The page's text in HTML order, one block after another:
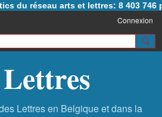
du réseau arts et lettres: 8 403 746
Connexion